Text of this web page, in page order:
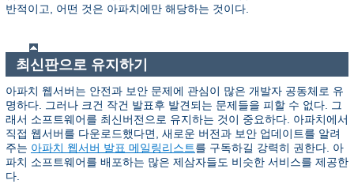
반적이고, 어떤 것은 아파치에만 해당하는 것이다.
최신판으로 유지하기
아파치 웹서버는 안전과 보안 문제에 관심이 많은 개발자 공동체로 유
명하다. 그러나 크건 작건 발표후 발견되는 문제들을 피할 수 없다. 그
래서 소프트웨어를 최신버전으로 유지하는 것이 중요하다. 아파치에서
직접 웹서버를 다운로드했다면, 새로운 버전과 보안 업데이트를 알려
주는 아파치 웹서버 발표 메일링리스트를 구독하길 강력히 권한다. 아
파치 소프트웨어를 배포하는 많은 제삼자들도 비슷한 서비스를 제공한
다.